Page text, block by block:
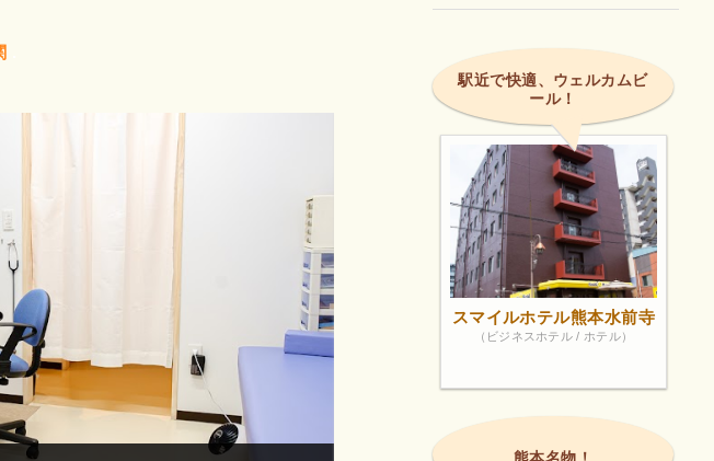
駅近で快適、ウェルカムビ
ール！
スマイルホテル熊本水前寺
（ビジネスホテル / ホテル）
熊本名物！